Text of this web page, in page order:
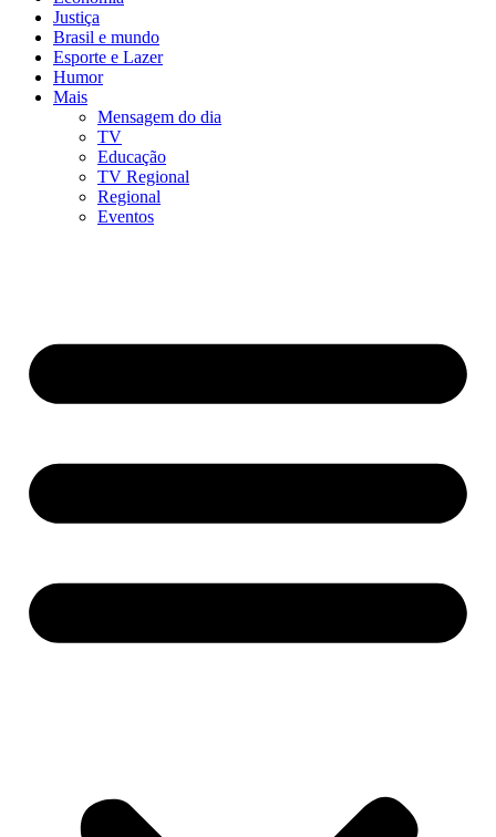
Justiça
Brasil e mundo
Esporte e Lazer
Humor
Mais
Mensagem do dia
TV
Educação
TV Regional
Regional
Eventos